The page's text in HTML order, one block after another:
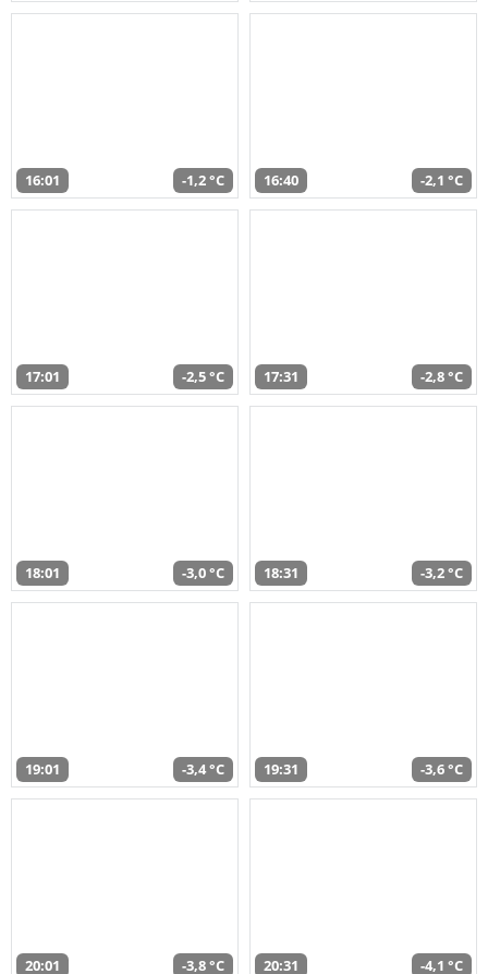
16:01 -1,2 °C 16:40 -2,1 °C
17:01 -2,5 °C 17:31 -2,8 °C
18:01 -3,0 °C 18:31 -3,2 °C
19:01 -3,4 °C 19:31 -3,6 °C
20:01 -3,8 °C 20:31 -4,1 °C